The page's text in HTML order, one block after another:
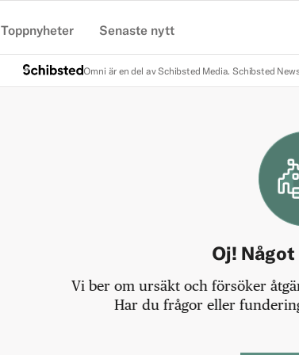
Toppnyheter Senaste nytt
Omni är en del av Schibsted Media. Schibsted
Oj!
Vi ber om ursäkt och försöker
Har du frågor eller